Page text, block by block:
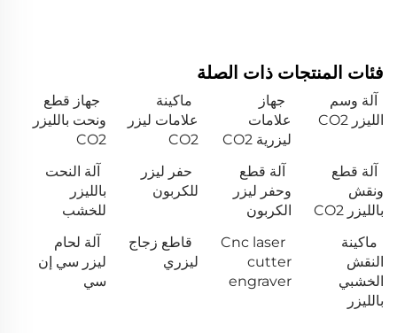
فئات المنتجات ذات الصلة
آلة وسم
الليزر CO2
جهاز
علامات
ليزرية CO2
ماكينة
علامات ليزر
CO2
جهاز قطع
ونحت بالليزر
CO2
آلة قطع
ونقش
بالليزر CO2
آلة قطع
وحفر ليزر
الكربون
حفر ليزر
للكربون
آلة النحت
بالليزر
للخشب
ماكينة
النقش
الخشبي
بالليزر
Cnc laser
cutter
engraver
قاطع زجاج
ليزري
آلة لحام
ليزر سي إن
سي